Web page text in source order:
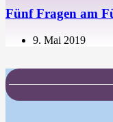
Fünf Fragen am
9. Mai 2019